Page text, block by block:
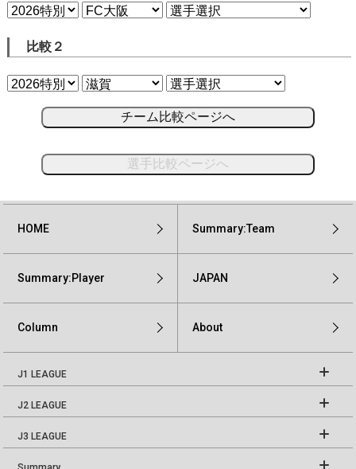
比較２
チーム比較ページへ
選手比較ページへ
HOME Summary:Team
Summary:Player JAPAN
Column About
J1 LEAGUE
J2 LEAGUE
J3 LEAGUE